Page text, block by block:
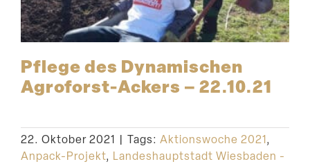
Pflege des Dynami­schen
Agroforst-Ackers – 22.10.21
22. Oktober 2021 | Tags: Aktionswoche 2021,
Anpack-Projekt, Landeshauptstadt Wiesbaden -